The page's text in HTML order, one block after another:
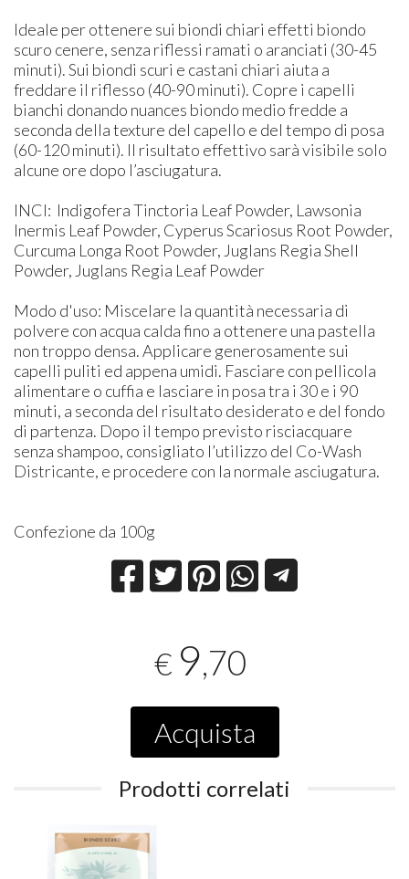
Ideale per ottenere sui biondi chiari effetti biondo
scuro cenere, senza riflessi ramati o aranciati (30-45
minuti). Sui biondi scuri e castani chiari aiuta a
freddare il riflesso (40-90 minuti). Copre i capelli
bianchi donando nuances biondo medio fredde a
seconda della texture del capello e del tempo di posa
(60-120 minuti). Il risultato effettivo sarà visibile solo
alcune ore dopo l’asciugatura.
INCI: Indigofera Tinctoria Leaf Powder, Lawsonia
Inermis Leaf Powder, Cyperus Scariosus Root Powder,
Curcuma Longa Root Powder, Juglans Regia Shell
Powder, Juglans Regia Leaf Powder
Modo d'uso: ​Miscelare la quantità necessaria di
polvere con acqua calda fino a ottenere una pastella
non troppo densa. Applicare generosamente sui
capelli puliti ed appena umidi. Fasciare con pellicola
alimentare o cuffia e lasciare in posa tra i 30 e i 90
minuti, a seconda del risultato desiderato e del fondo
di partenza. Dopo il tempo previsto risciacquare
senza shampoo, consigliato l’utilizzo del Co-Wash
Districante, e procedere con la normale asciugatura.
Confezione da 100g
€ 9,70
Acquista
Prodotti correlati